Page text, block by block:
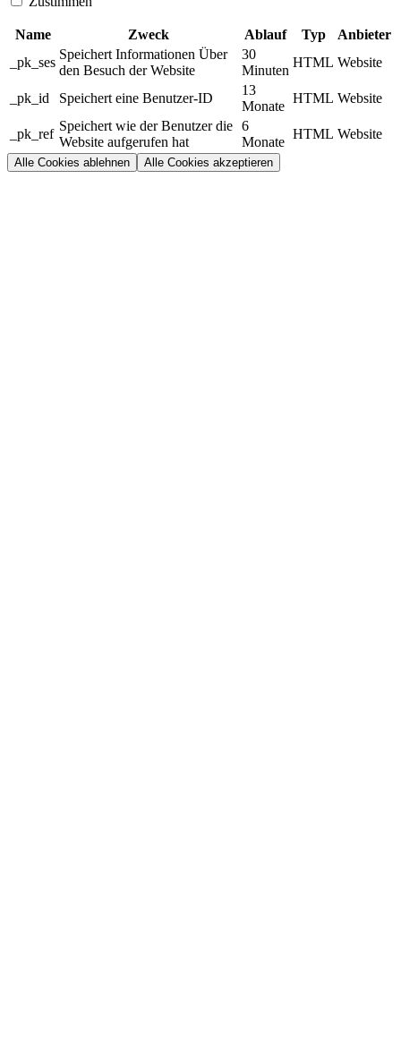
Name Zweck Ablauf Typ
Anbieter
_pk_ses
Speichert Informationen Über
den Besuch der Website
30
Minuten
HTML Website
_pk_id Speichert eine Benutzer-ID
13
Monate
HTML Website
_pk_ref
Speichert wie der Benutzer die
Website aufgerufen hat
6
Monate
HTML Website
Alle Cookies ablehnen Alle Cookies akzeptieren